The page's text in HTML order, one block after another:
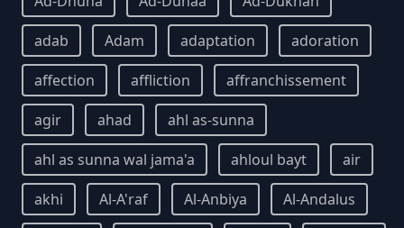
adab
Adam adaptation
adoration
affection
affliction
affranchissement
agir
ahad
ahl as-sunna
ahl as sunna wal jama'a
ahloul bayt
air
akhi
Al-A'raf Al-Anbiya
Al-Andalus